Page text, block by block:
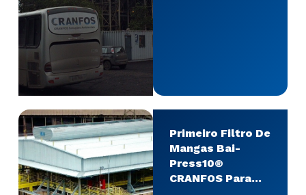
Primeiro Filtro De
Mangas Bai-
Press10®
CRANFOS Para